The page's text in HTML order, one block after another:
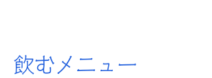
飲むメニュー